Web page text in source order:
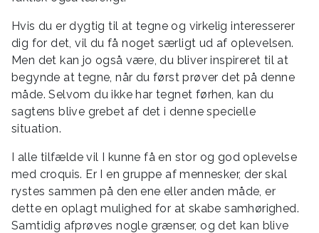
Hvis du er dygtig til at tegne og virkelig interesserer
dig for det, vil du få noget særligt ud af oplevelsen.
Men det kan jo også være, du bliver inspireret til at
begynde at tegne, når du først prøver det på denne
måde. Selvom du ikke har tegnet førhen, kan du
sagtens blive grebet af det i denne specielle
situation.
I alle tilfælde vil I kunne få en stor og god oplevelse
med croquis. Er I en gruppe af mennesker, der skal
rystes sammen på den ene eller anden måde, er
dette en oplagt mulighed for at skabe samhørighed.
Samtidig afprøves nogle grænser, og det kan blive